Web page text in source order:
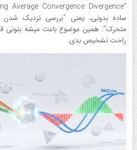
ساده بدونی، یعنی “بررسی نزدیک
متحرک”. همین موضوع باعث میشه بتونی
راحت تشخیص بدی.